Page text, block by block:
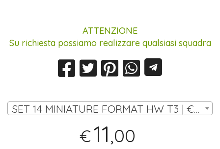
ATTENZIONE
Su richiesta possiamo realizzare qualsiasi squadra
SET 14 MINIATURE FORMAT HW T3 | € 11,00
€11,00